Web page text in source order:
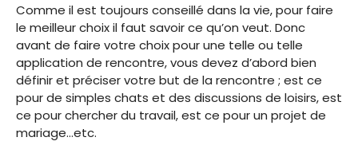
Comme il est toujours conseillé dans la vie, pour faire
le meilleur choix il faut savoir ce qu’on veut. Donc
avant de faire votre choix pour une telle ou telle
application de rencontre, vous devez d’abord bien
définir et préciser votre but de la rencontre ; est ce
pour de simples chats et des discussions de loisirs, est
ce pour chercher du travail, est ce pour un projet de
mariage…etc.